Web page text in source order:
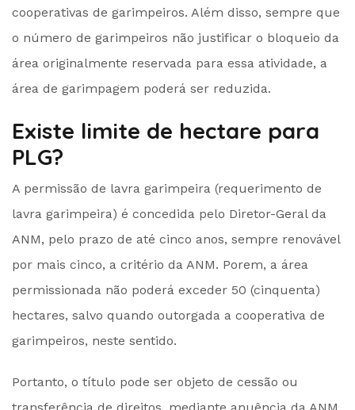
cooperativas de garimpeiros. Além disso, sempre que
o número de garimpeiros não justificar o bloqueio da
área originalmente reservada para essa atividade, a
área de garimpagem poderá ser reduzida.
Existe limite de hectare para
PLG?
A permissão de lavra garimpeira (requerimento de
lavra garimpeira) é concedida pelo Diretor-Geral da
ANM, pelo prazo de até cinco anos, sempre renovável
por mais cinco, a critério da ANM. Porem, a área
permissionada não poderá exceder 50 (cinquenta)
hectares, salvo quando outorgada a cooperativa de
garimpeiros, neste sentido.
Portanto, o título pode ser objeto de cessão ou